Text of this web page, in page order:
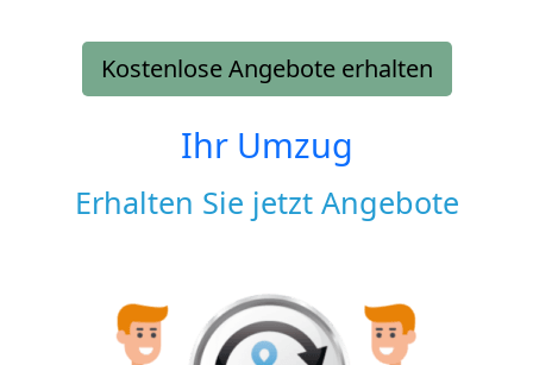
Kostenlose Angebote erhalten
Ihr Umzug
Erhalten Sie jetzt Angebote